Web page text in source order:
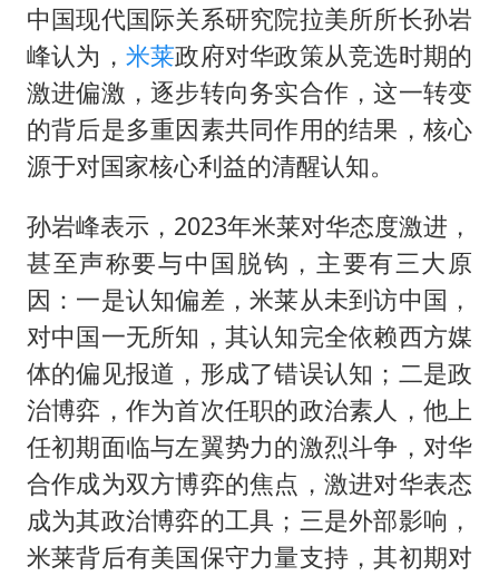
因定位纠纷男子将外卖员砍成植物人
媒体：“内容由AI生成”不是免责盾牌
多个明星演唱会取消
上海轮渡全线停航
人民的健康、体质、幸福一脉相承
中国现代国际关系研究院拉美所所长孙岩
峰认为， 米莱政府对华政策从竞选时期的
激进偏激，逐步转向务实合作，这一转变
的背后是多重因素共同作用的结果，核心
源于对国家核心利益的清醒认知。
孙岩峰表示，2023年米莱对华态度激进，
甚至声称要与中国脱钩，主要有三大原
因：一是认知偏差，米莱从未到访中国，
对中国一无所知，其认知完全依赖西方媒
体的偏见报道，形成了错误认知；二是政
治博弈，作为首次任职的政治素人，他上
任初期面临与左翼势力的激烈斗争，对华
合作成为双方博弈的焦点，激进对华表态
成为其政治博弈的工具；三是外部影响，
米莱背后有美国保守力量支持，其初期对